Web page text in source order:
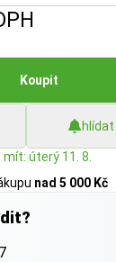
Koupit
mít: úterý 11. 8.
nad 5 000 Kč